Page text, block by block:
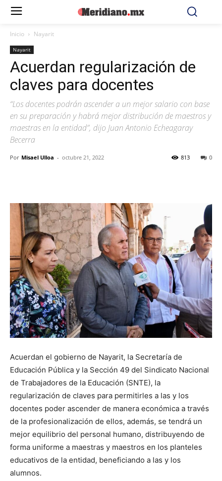
Inicio Nayarit
Nayarit
Acuerdan regularización de
claves para docentes
“Los docentes podrán ascender a un mejor salario con base
en su preparación y habrá mejor distribución de maestros y
maestras en la entidad”, dijo Juan Antonio Echeagaray
Becerra
Por Misael Ulloa - octubre 21, 2022 0
813
Acuerdan el gobierno de Nayarit, la Secretaría de
Educación Pública y la Sección 49 del Sindicato Nacional
de Trabajadores de la Educación (SNTE), la
regularización de claves para permitirles a las y los
docentes poder ascender de manera económica a través
de la profesionalización de ellos, además, se tendrá un
mejor equilibrio del personal humano, distribuyendo de
forma uniforme a maestras y maestros en los planteles
educativos de la entidad, beneficiando a las y los
alumnos.